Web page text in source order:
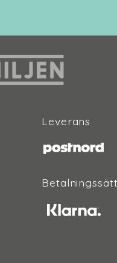
Leverans
Betalningssätt